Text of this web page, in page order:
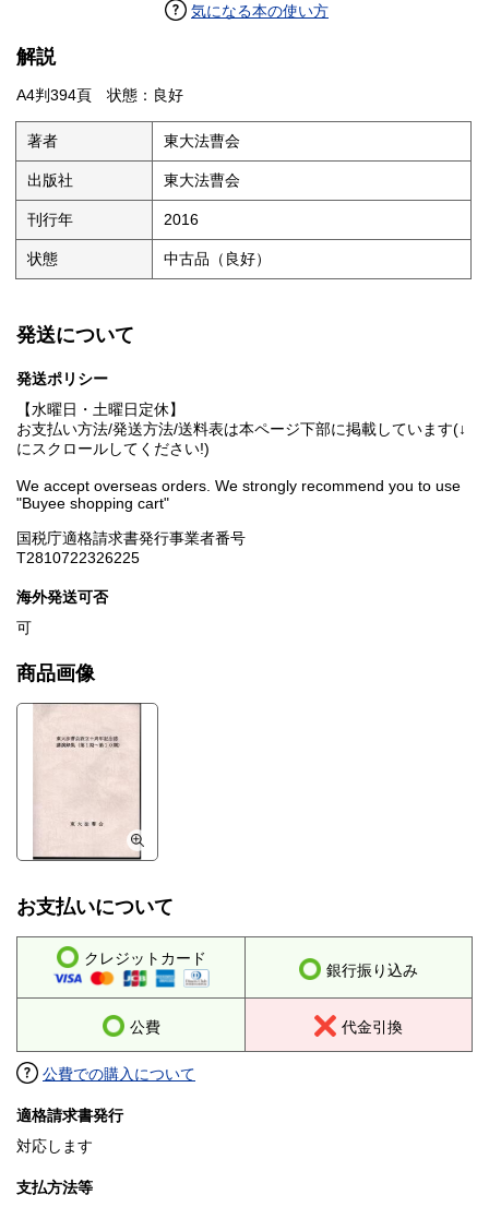
気になる本の使い方
解説
A4判394頁 状態：良好
著者 東大法曹会
出版社 東大法曹会
刊行年 2016
状態 中古品（良好）
発送について
発送ポリシー
【水曜日・土曜日定休】
お支払い方法/発送方法/送料表は本ページ下部に掲載しています(↓
にスクロールしてください!)
We accept overseas orders. We strongly recommend you to use
"Buyee shopping cart"
国税庁適格請求書発行事業者番号
T2810722326225
海外発送可否
可
商品画像
お支払いについて
クレジットカード
銀行振り込み
公費 代金引換
公費での購入について
適格請求書発行
対応します
支払方法等